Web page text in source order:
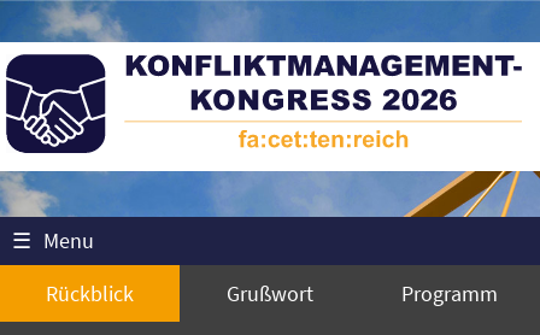
☰ Menu
Rückblick
Grußwort Programm